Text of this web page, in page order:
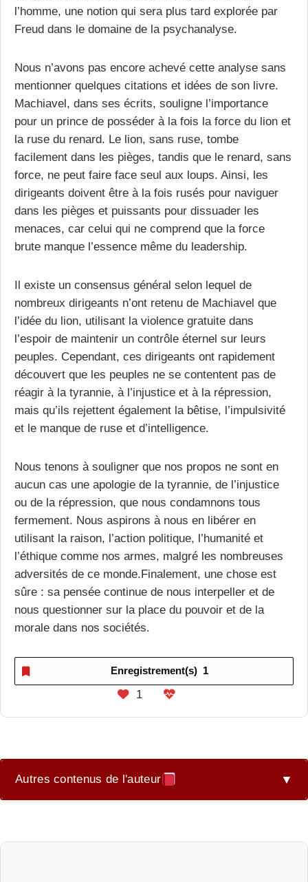
l’homme, une notion qui sera plus tard explorée par
Freud dans le domaine de la psychanalyse.
Nous n’avons pas encore achevé cette analyse sans
mentionner quelques citations et idées de son livre.
Machiavel, dans ses écrits, souligne l’importance
pour un prince de posséder à la fois la force du lion et
la ruse du renard. Le lion, sans ruse, tombe
facilement dans les pièges, tandis que le renard, sans
force, ne peut faire face seul aux loups. Ainsi, les
dirigeants doivent être à la fois rusés pour naviguer
dans les pièges et puissants pour dissuader les
menaces, car celui qui ne comprend que la force
brute manque l’essence même du leadership.
Il existe un consensus général selon lequel de
nombreux dirigeants n’ont retenu de Machiavel que
l’idée du lion, utilisant la violence gratuite dans
l’espoir de maintenir un contrôle éternel sur leurs
peuples. Cependant, ces dirigeants ont rapidement
découvert que les peuples ne se contentent pas de
réagir à la tyrannie, à l’injustice et à la répression,
mais qu’ils rejettent également la bêtise, l’impulsivité
et le manque de ruse et d’intelligence.
Nous tenons à souligner que nos propos ne sont en
aucun cas une apologie de la tyrannie, de l’injustice
ou de la répression, que nous condamnons tous
fermement. Nous aspirons à nous en libérer en
utilisant la raison, l’action politique, l’humanité et
l’éthique comme nos armes, malgré les nombreuses
adversités de ce monde.Finalement, une chose est
sûre : sa pensée continue de nous interpeller et de
nous questionner sur la place du pouvoir et de la
morale dans nos sociétés.
Enregistrement(s) 1
1
Autres contenus de l'auteur ▼